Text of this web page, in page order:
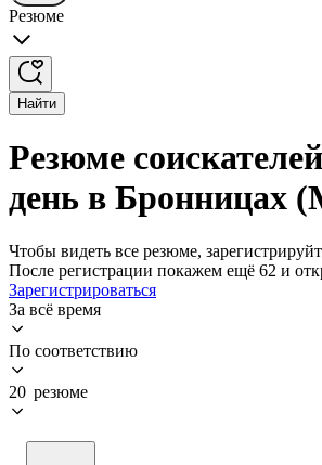
Резюме
Найти
Резюме
день в Бронницах
Чтобы видеть все резюме,
После регистрации покажем ещё 62 и
Зарегистрироваться
За всё время
По соответствию
20 резюме